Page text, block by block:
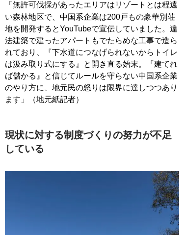
「無許可伐採があったエリアはリゾートとは程遠
い森林地区で、中国系企業は200戸もの豪華別荘
地を開発するとYouTubeで宣伝していました。違
法建築で建ったアパートもでたらめな工事で造ら
れており、『下水道につなげられないからトイレ
は汲み取り式にする』と開き直る始末。『建てれ
ば儲かる』と信じてルールを守らない中国系企業
のやり方に、地元民の怒りは限界に達しつつあり
ます」（地元紙記者）
現状に対する制度づくりの努力が不足
している